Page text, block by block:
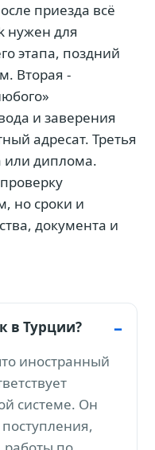
приезда всё
нужен для
этапа, поздний
Вторая -
и заверения
адресат. Третья
или диплома.
но сроки и
документа и
в Турции?
иностранный
системе. Он